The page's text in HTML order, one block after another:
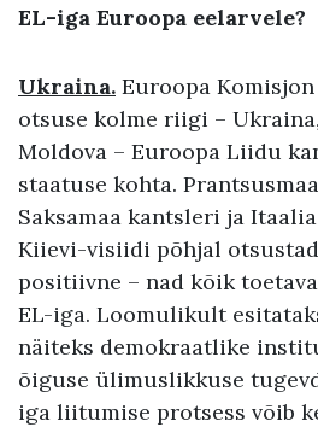
EL-iga Euroopa eelarvele?
Ukraina. Euroopa
otsuse kolme riigi –
Moldova – Euroopa Liidu
staatuse kohta.
Saksamaa kantsleri ja
Kiievi-visiidi põhjal
positiivne – nad kõik
EL-iga. Loomulikult
näiteks demokraatlike
õiguse ülimuslikkuse
iga liitumise protsess võib